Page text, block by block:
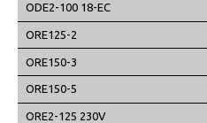
ODE2-100 18-EC
ORE125-2
ORE150-3
ORE150-5
ORE2-125 230V